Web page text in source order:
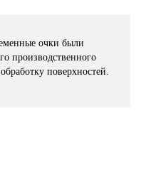
очки были
производственного
поверхностей.